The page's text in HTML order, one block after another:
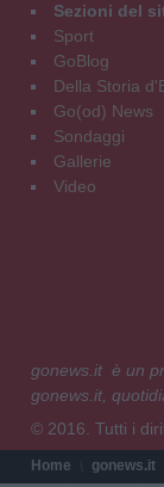
Sezioni del
Sport
GoBlog
Della Storia
Go(od) News
Sondaggi
Gallerie
Video
gonews.it è un
gonews.it,
© 2016. Tutti i
Home gonews.it